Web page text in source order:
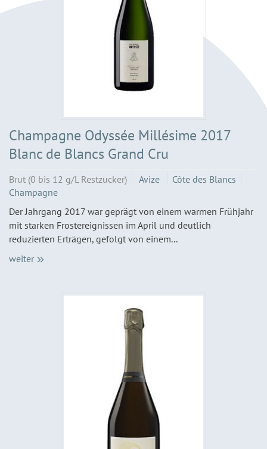
Champagne Odyssée Millésime 2017
Blanc de Blancs Grand Cru
Brut (0 bis 12 g/L Restzucker) Avize
Côte des Blancs
Champagne
Der Jahrgang 2017 war geprägt von einem warmen Frühjahr
mit starken Frostereignissen im April und deutlich
reduzierten Erträgen, gefolgt von einem...
weiter